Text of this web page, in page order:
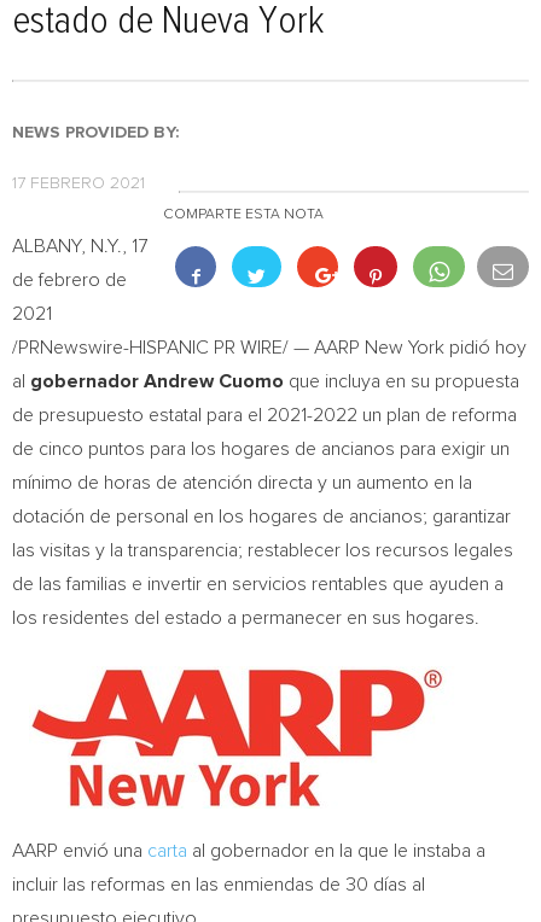
estado de Nueva York
NEWS PROVIDED BY:
17 FEBRERO 2021
COMPARTE ESTA NOTA
ALBANY, N.Y.
, 17
de febrero de
2021
/PRNewswire-HISPANIC PR WIRE/ — AARP New York pidió hoy
al gobernador Andrew Cuomo que incluya en su propuesta
de presupuesto estatal para el 2021-2022 un plan de reforma
de cinco puntos para los hogares de ancianos para exigir un
mínimo de horas de atención directa y un aumento en la
dotación de personal en los hogares de ancianos; garantizar
las visitas y la transparencia; restablecer los recursos legales
de las familias e invertir en servicios rentables que ayuden a
los residentes del estado a permanecer en sus hogares.
AARP envió una carta al gobernador en la que le instaba a
incluir las reformas en las enmiendas de 30 días al